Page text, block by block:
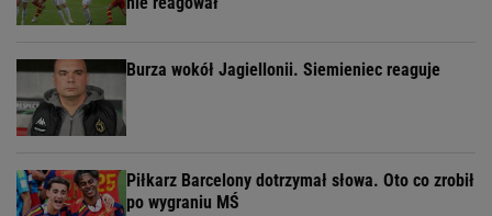
Burza wokół Jagiellonii. Siemieniec reaguje
Piłkarz Barcelony dotrzymał słowa. Oto co zrobił
po wygraniu MŚ